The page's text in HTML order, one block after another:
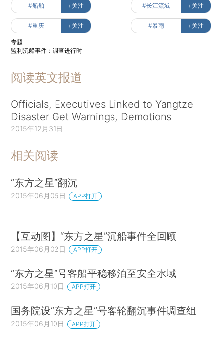
#船舶 +关注 #长江流域 +关注
#重庆 +关注 #暴雨 +关注
专题
监利沉船事件：调查进行时
阅读英文报道
Officials, Executives Linked to Yangtze
Disaster Get Warnings, Demotions
2015年12月31日
相关阅读
“东方之星”翻沉
2015年06月05日 APP打开
【互动图】“东方之星”沉船事件全回顾
2015年06月02日 APP打开
“东方之星”号客船平稳移泊至安全水域
2015年06月10日 APP打开
国务院设“东方之星”号客轮翻沉事件调查组
2015年06月10日 APP打开